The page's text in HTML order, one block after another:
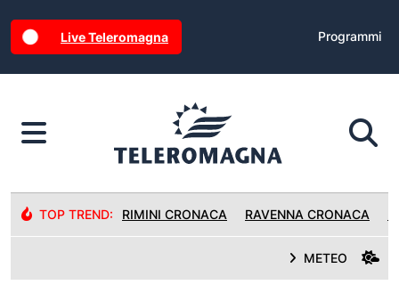
Live Teleromagna Programmi
TOP TREND: RIMINI CRONACA RAVENNA CRONACA
METEO